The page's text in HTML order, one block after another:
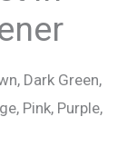
Dark Green,
Pink, Purple,